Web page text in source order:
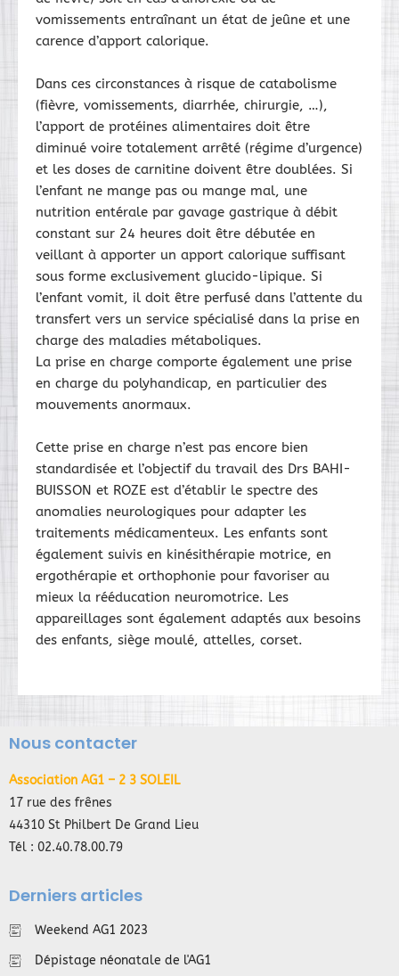
vomissements entraînant un état de jeûne et une
carence d’apport calorique.
Dans ces circonstances à risque de catabolisme
(fièvre, vomissements, diarrhée, chirurgie, …),
l’apport de protéines alimentaires doit être
diminué voire totalement arrêté (régime d’urgence)
et les doses de carnitine doivent être doublées. Si
l’enfant ne mange pas ou mange mal, une
nutrition entérale par gavage gastrique à débit
constant sur 24 heures doit être débutée en
veillant à apporter un apport calorique suffisant
sous forme exclusivement glucido-lipique. Si
l’enfant vomit, il doit être perfusé dans l’attente du
transfert vers un service spécialisé dans la prise en
charge des maladies métaboliques.
La prise en charge comporte également une prise
en charge du polyhandicap, en particulier des
mouvements anormaux.
Cette prise en charge n’est pas encore bien
standardisée et l’objectif du travail des Drs BAHI-
BUISSON et ROZE est d’établir le spectre des
anomalies neurologiques pour adapter les
traitements médicamenteux. Les enfants sont
également suivis en kinésithérapie motrice, en
ergothérapie et orthophonie pour favoriser au
mieux la rééducation neuromotrice. Les
appareillages sont également adaptés aux besoins
des enfants, siège moulé, attelles, corset.
Nous contacter
Association AG1 – 2 3 SOLEIL
17 rue des frênes
44310 St Philbert De Grand Lieu
Tél : 02.40.78.00.79
Derniers articles
Weekend AG1 2023
Dépistage néonatale de l'AG1